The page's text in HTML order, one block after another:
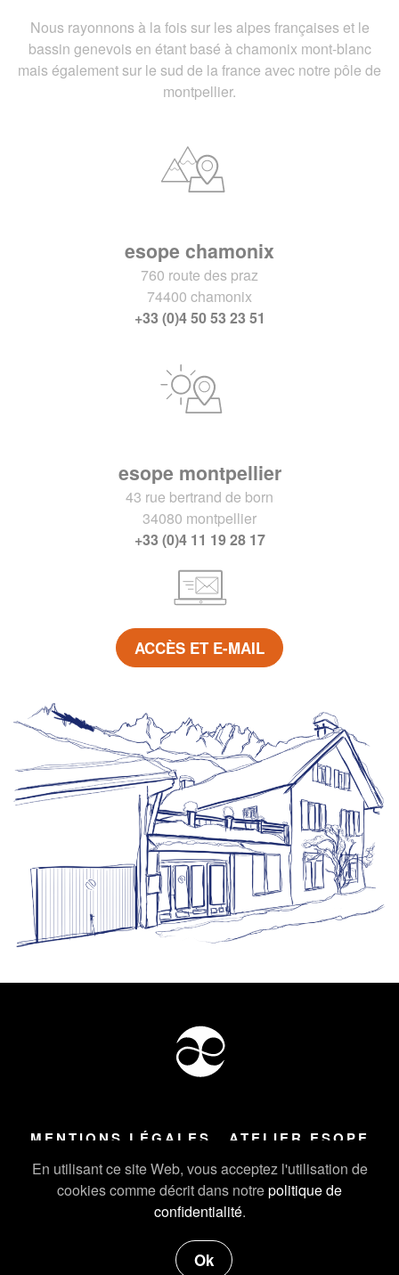
En utilisant ce site Web, vous acceptez l'utilisation de
cookies comme décrit dans notrepolitique de
confidentialité.
Ok
Nous rayonnons à la fois sur les alpes françaises et le
bassin genevois en étant basé à chamonix mont-blanc
mais également sur le sud de la france avec notre pôle de
montpellier.
esope chamonix
760 route des praz
74400 chamonix
+33 (0)4 50 53 23 51
esope montpellier
43 rue bertrand de born
34080 montpellier
+33 (0)4 11 19 28 17
ACCÈS ET E-MAIL
MENTIONS LÉGALES ATELIER ESOPE